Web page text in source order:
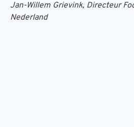
Jan-Willem Grievink, Directeur
Nederland